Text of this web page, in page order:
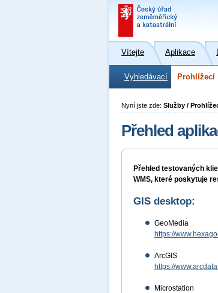
Vítejte Aplikace
Vyhledávací Prohlížecí
Nyní jste zde: Služby /
Přehled
Přehled testovaných
WMS, které poskytuje
GIS desktop:
GeoMedia
https://
ArcGIS
https://
Microstation